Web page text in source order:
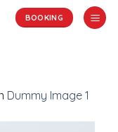
BOOKING
Dummy Image 1